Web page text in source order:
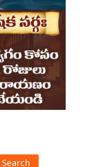
Search